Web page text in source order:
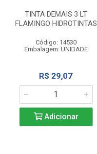
TINTA DEMAIS 3 LT
FLAMINGO HIDROTINTAS
Código: 14530
Embalagem: UNIDADE
R$ 29,07
Adicionar